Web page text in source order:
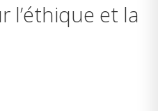
l’éthique et la